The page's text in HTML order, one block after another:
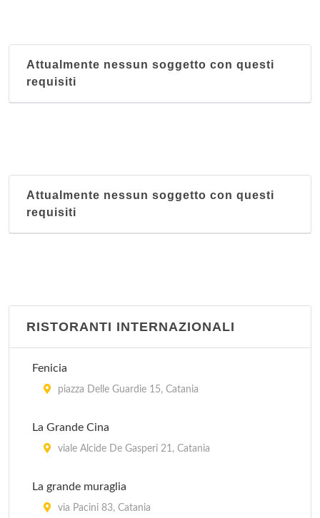
Attualmente nessun soggetto con questi
requisiti
Attualmente nessun soggetto con questi
requisiti
RISTORANTI INTERNAZIONALI
Fenicia
piazza Delle Guardie 15, Catania
La Grande Cina
viale Alcide De Gasperi 21, Catania
La grande muraglia
via Pacini 83, Catania